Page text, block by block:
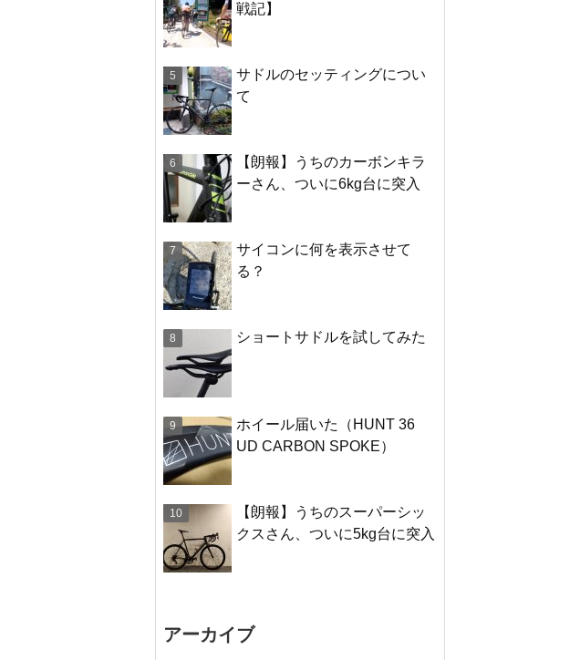
戦記】
サドルのセッティングについ
て
【朗報】うちのカーボンキラ
ーさん、ついに6kg台に突入
サイコンに何を表示させて
る？
ショートサドルを試してみた
ホイール届いた（HUNT 36
UD CARBON SPOKE）
【朗報】うちのスーパーシッ
クスさん、ついに5kg台に突入
アーカイブ